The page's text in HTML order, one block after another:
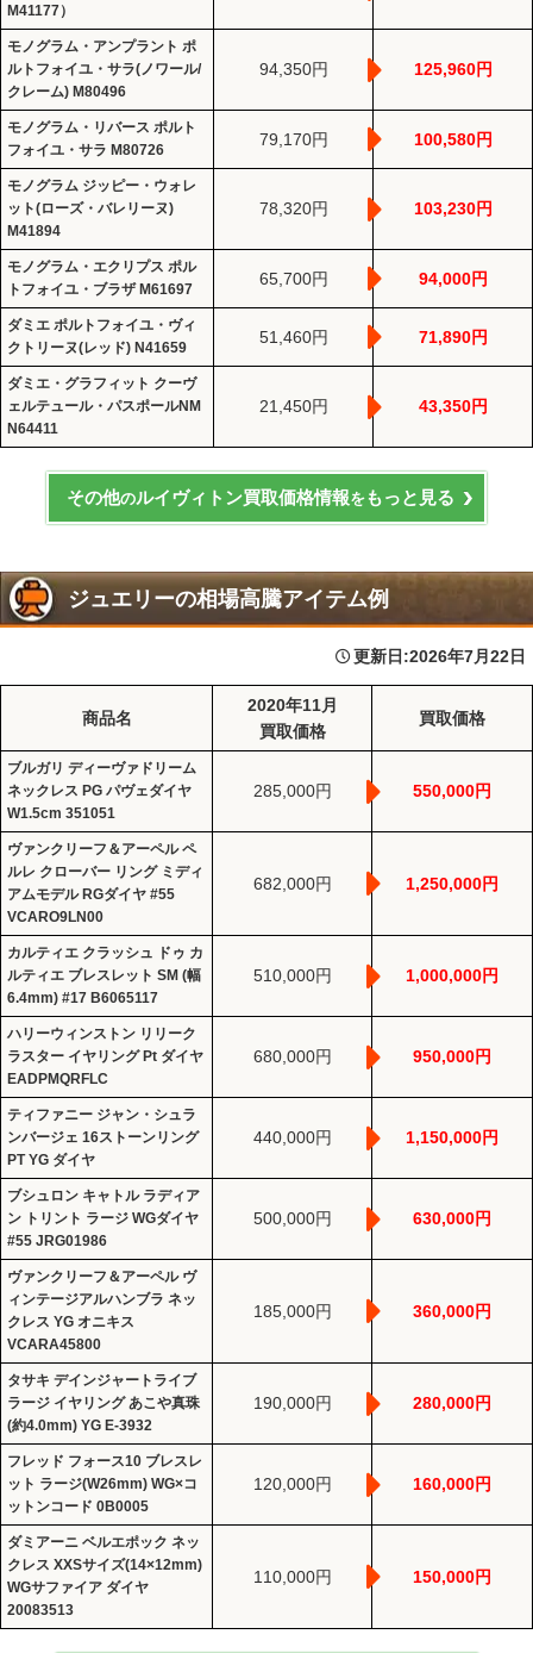
M41177）
モノグラム・アンプラント ポ
ルトフォイユ・サラ(ノワール/
クレーム) M80496
94,350円 125,960円
モノグラム・リバース ポルト
フォイユ・サラ M80726
79,170円 100,580円
モノグラム ジッピー・ウォレ
ット(ローズ・バレリーヌ)
M41894
78,320円 103,230円
モノグラム・エクリプス ポル
トフォイユ・ブラザ M61697
65,700円 94,000円
ダミエ ポルトフォイユ・ヴィ
クトリーヌ(レッド) N41659
51,460円 71,890円
ダミエ・グラフィット クーヴ
ェルテュール・パスポールNM
N64411
21,450円 43,350円
その他のルイヴィトン買取価格情報を もっと見る
ジュエリーの相場高騰アイテム例
更新日:2026年7月22日
商品名
2020年11月
買取価格
買取価格
ブルガリ ディーヴァドリーム
ネックレス PG パヴェダイヤ
W1.5cm 351051
285,000円 550,000円
ヴァンクリーフ＆アーペル ペ
ルレ クローバー リング ミディ
アムモデル RGダイヤ #55
VCARO9LN00
682,000円 1,250,000円
カルティエ クラッシュ ドゥ カ
ルティエ ブレスレット SM (幅
6.4mm) #17 B6065117
510,000円 1,000,000円
ハリーウィンストン リリーク
ラスター イヤリング Pt ダイヤ
EADPMQRFLC
680,000円 950,000円
ティファニー ジャン・シュラ
ンバージェ 16ストーンリング
PT YG ダイヤ
440,000円 1,150,000円
ブシュロン キャトル ラディア
ン トリント ラージ WGダイヤ
#55 JRG01986
500,000円 630,000円
ヴァンクリーフ＆アーペル ヴ
ィンテージアルハンブラ ネッ
クレス YG オニキス
VCARA45800
185,000円 360,000円
タサキ デインジャートライブ
ラージ イヤリング あこや真珠
(約4.0mm) YG E-3932
190,000円 280,000円
フレッド フォース10 ブレスレ
ット ラージ(W26mm) WG×コ
ットンコード 0B0005
120,000円 160,000円
ダミアーニ ベルエポック ネッ
クレス XXSサイズ(14×12mm)
WGサファイア ダイヤ
20083513
110,000円 150,000円